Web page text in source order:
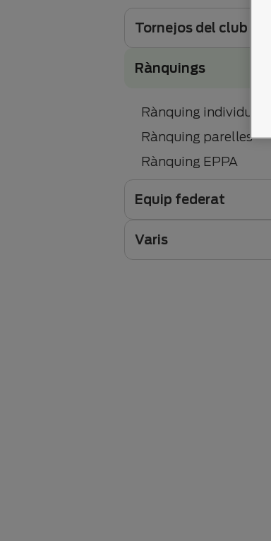
Tornejos del club
Rànquings
Rànquing individual
Rànquing parelles
Rànquing EPPA
Equip federat
Varis